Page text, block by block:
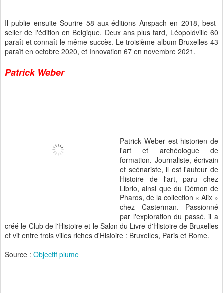
Il publie ensuite Sourire 58 aux éditions Anspach en 2018, best-
seller de l'édition en Belgique. Deux ans plus tard, Léopoldville 60
paraît et connaît le même succès. Le troisième album Bruxelles 43
paraît en octobre 2020, et Innovation 67 en novembre 2021.
Patrick Weber
Patrick Weber est historien de
l'art et archéologue de
formation. Journaliste, écrivain
et scénariste, il est l'auteur de
Histoire de l'art, paru chez
Librio, ainsi que du Démon de
Pharos, de la collection « Alix »
chez Casterman. Passionné
par l'exploration du passé, il a
créé le Club de l'Histoire et le Salon du Livre d'Histoire de Bruxelles
et vit entre trois villes riches d'Histoire : Bruxelles, Paris et Rome.
Source : Objectif plume